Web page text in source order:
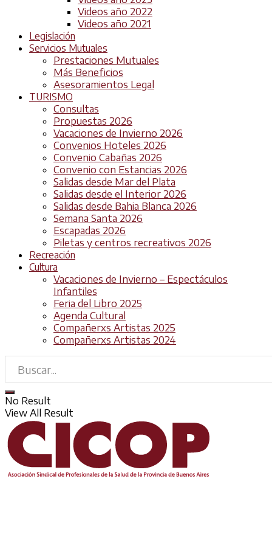
Videos año 2022
Videos año 2021
Legislación
Servicios Mutuales
Prestaciones Mutuales
Más Beneficios
Asesoramientos Legal
TURISMO
Consultas
Propuestas 2026
Vacaciones de Invierno 2026
Convenios Hoteles 2026
Convenio Cabañas 2026
Convenio con Estancias 2026
Salidas desde Mar del Plata
Salidas desde el Interior 2026
Salidas desde Bahia Blanca 2026
Semana Santa 2026
Escapadas 2026
Piletas y centros recreativos 2026
Recreación
Cultura
Vacaciones de Invierno – Espectáculos
Infantiles
Feria del Libro 2025
Agenda Cultural
Compañerxs Artistas 2025
Compañerxs Artistas 2024
No Result
View All Result